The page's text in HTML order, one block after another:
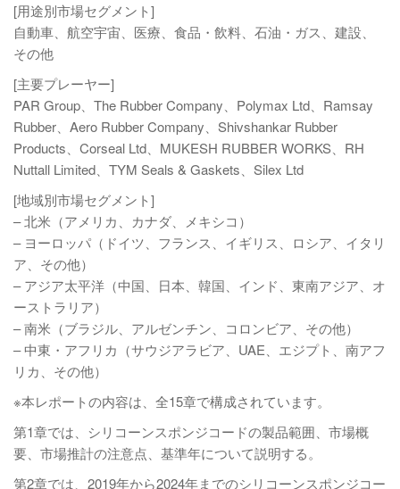
[用途別市場セグメント]
自動車、航空宇宙、医療、食品・飲料、石油・ガス、建設、
その他
[主要プレーヤー]
PAR Group、The Rubber Company、Polymax Ltd、Ramsay
Rubber、Aero Rubber Company、Shivshankar Rubber
Products、Corseal Ltd、MUKESH RUBBER WORKS、RH
Nuttall Limited、TYM Seals & Gaskets、Silex Ltd
[地域別市場セグメント]
– 北米（アメリカ、カナダ、メキシコ）
– ヨーロッパ（ドイツ、フランス、イギリス、ロシア、イタリ
ア、その他）
– アジア太平洋（中国、日本、韓国、インド、東南アジア、オ
ーストラリア）
– 南米（ブラジル、アルゼンチン、コロンビア、その他）
– 中東・アフリカ（サウジアラビア、UAE、エジプト、南アフ
リカ、その他）
※本レポートの内容は、全15章で構成されています。
第1章では、シリコーンスポンジコードの製品範囲、市場概
要、市場推計の注意点、基準年について説明する。
第2章では、2019年から2024年までのシリコーンスポンジコー